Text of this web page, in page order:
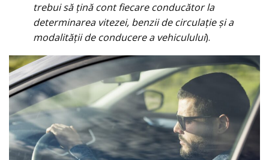
trebui să ţină cont fiecare conducător la
determinarea vitezei, benzii de circulaţie şi a
modalităţii de conducere a vehiculului).